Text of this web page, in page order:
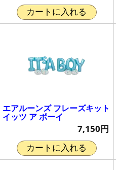
カートに入れる
エアルーンズ フレーズキット
イッツ ア ボーイ
7,150円
カートに入れる